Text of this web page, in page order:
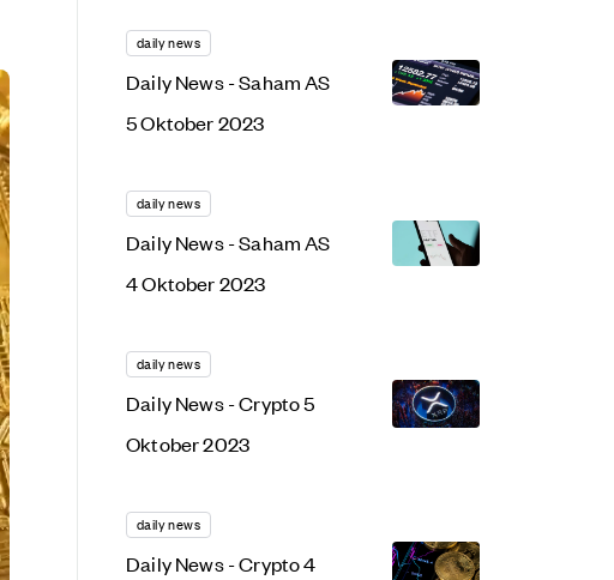
daily news
Daily News - Saham AS
5 Oktober 2023
daily news
Daily News - Saham AS
4 Oktober 2023
daily news
Daily News - Crypto 5
Oktober 2023
daily news
Daily News - Crypto 4